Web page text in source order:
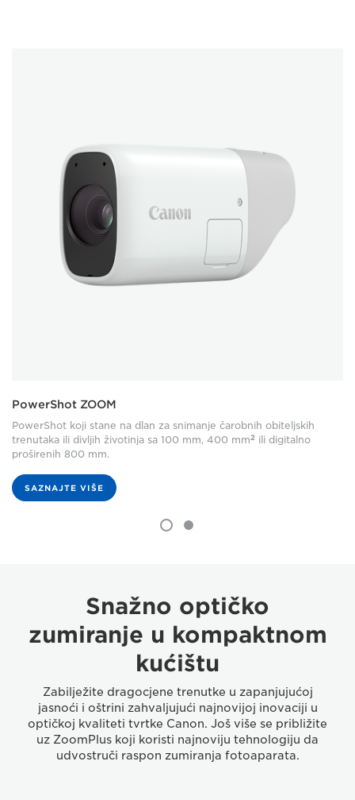
PowerShot ZOOM
PowerShot koji stane na dlan za snimanje čarobnih obiteljskih
trenutaka ili divljih životinja sa 100 mm, 400 mm2 ili digitalno
proširenih 800 mm.
SAZNAJTE VIŠE
Snažno optičko
zumiranje u kompaktnom
kućištu
Zabilježite dragocjene trenutke u zapanjujućoj
jasnoći i oštrini zahvaljujući najnovijoj inovaciji u
optičkoj kvaliteti tvrtke Canon. Još više se približite
uz ZoomPlus koji koristi najnoviju tehnologiju da
udvostruči raspon zumiranja fotoaparata.